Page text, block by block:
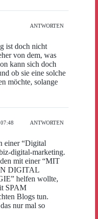
ANTWORTEN
ist doch nicht
von dem, was
kann sich doch
ob sie eine solche
möchte, solange
ANTWORTEN
einer “Digital
digital-marketing.
mit einer “MIT
DIGITAL
helfen wollte,
SPAM
Blogs tun.
nur mal so